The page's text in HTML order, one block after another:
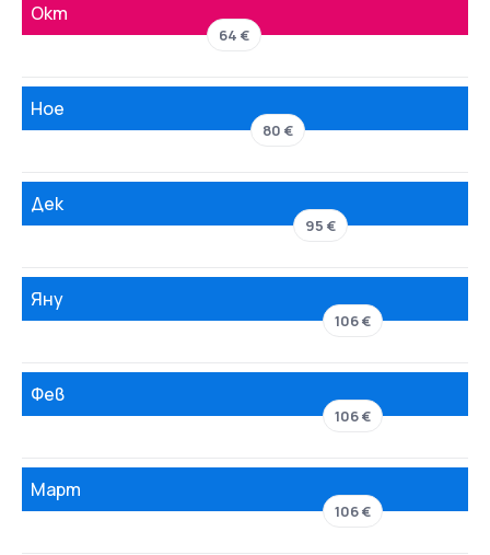
Окт
64 €
Ное
80 €
Дек
95 €
Яну
106 €
Фев
106 €
Март
106 €